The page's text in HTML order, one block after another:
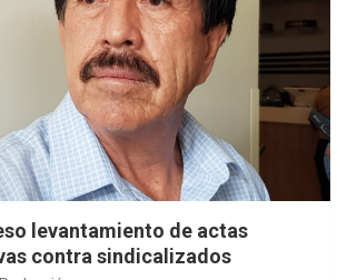
levantamiento de actas
contra sindicalizados